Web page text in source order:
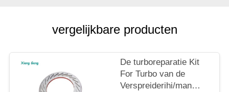
vergelijkbare producten
De turboreparatie Kit
For Turbo van de
Verspreiderihi/man